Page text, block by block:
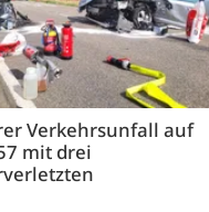
Verkehrsunfall auf
mit drei